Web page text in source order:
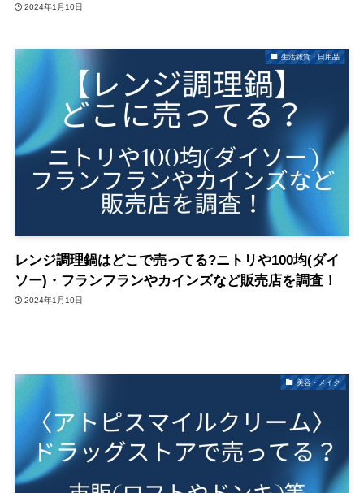
2024年1月10日
生活雑貨・日用品
レンジ調理鍋はどこで売ってる?ニトリや100均(ダイ
ソー)・フランフランやカインズなど販売店を調査！
2024年1月10日
美容・メイク